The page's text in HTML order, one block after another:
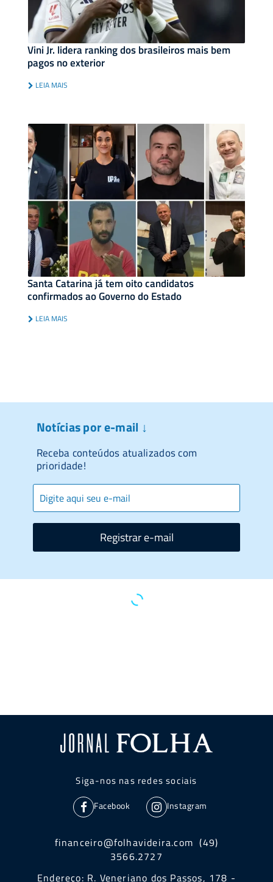
Vini Jr. lidera ranking dos brasileiros mais bem
pagos no exterior
LEIA MAIS
Santa Catarina já tem oito candidatos
confirmados ao Governo do Estado
LEIA MAIS
Notícias por e-mail ↓
Receba conteúdos atualizados com
prioridade!
Registrar e-mail
Siga-nos nas redes sociais
Facebook Instagram
financeiro@folhavideira.com (49)
3566.2727
Endereço: R. Veneriano dos Passos, 178 -